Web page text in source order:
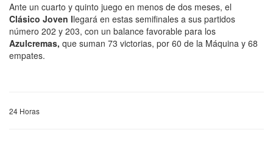
Ante un cuarto y quinto juego en menos de dos meses, el
Clásico Joven llegará en estas semifinales a sus partidos
número 202 y 203, con un balance favorable para los
Azulcremas, que suman 73 victorias, por 60 de la Máquina y 68
empates.
24 Horas